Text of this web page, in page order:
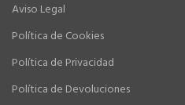
Aviso Legal
Política de Cookies
Política de Privacidad
Política de Devoluciones